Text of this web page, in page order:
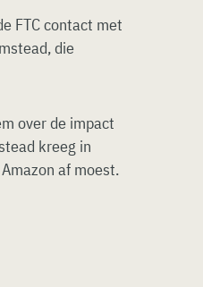
FTC contact met
die
over de impact
kreeg in
af moest.